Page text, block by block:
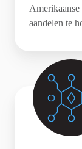
aandelen te